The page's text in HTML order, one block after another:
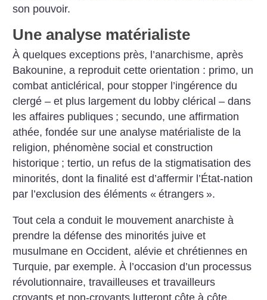
son pouvoir.
Une analyse matérialiste
À quelques exceptions près, l’anarchisme, après
Bakounine, a reproduit cette orientation : primo, un
combat anticlérical, pour stopper l’ingérence du
clergé – et plus largement du lobby clérical – dans
les affaires publiques ; secundo, une affirmation
athée, fondée sur une analyse matérialiste de la
religion, phénomène social et construction
historique ; tertio, un refus de la stigmatisation des
minorités, dont la finalité est d’affermir l’État-nation
par l’exclusion des éléments « étrangers ».
Tout cela a conduit le mouvement anarchiste à
prendre la défense des minorités juive et
musulmane en Occident, alévie et chrétiennes en
Turquie, par exemple. À l’occasion d’un processus
révolutionnaire, travailleuses et travailleurs
croyants et non-croyants lutteront côte à côte,